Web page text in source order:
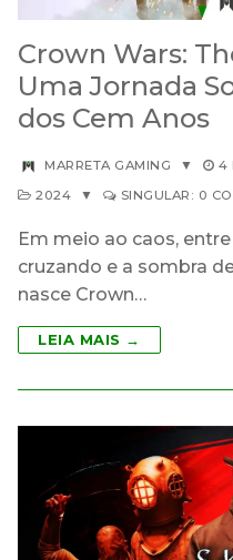
Crown Wars:
Uma Jornada
dos Cem Anos
MARRETA GAMING ▼ 4
2024
▼ SINGULAR: 0
Em meio ao caos,
cruzando e a sombra
nasce Crown…
LEIA MAIS →